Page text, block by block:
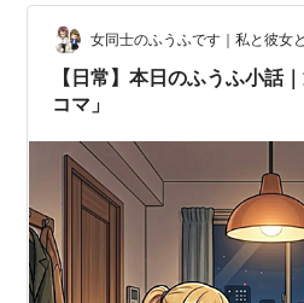
女同士のふうふです｜私と彼女
【日常】本日のふうふ小話
コマ」